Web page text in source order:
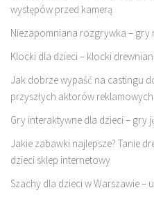
występów przed kamerą
Niezapomniana rozgrywka – gry
Klocki dla dzieci – klocki
Jak dobrze wypaść na castingu
przyszłych aktorów reklamowych
Gry interaktywne dla dzieci – gry
Jakie zabawki najlepsze? Tanie
dzieci sklep internetowy
Szachy dla dzieci w Warszawie –